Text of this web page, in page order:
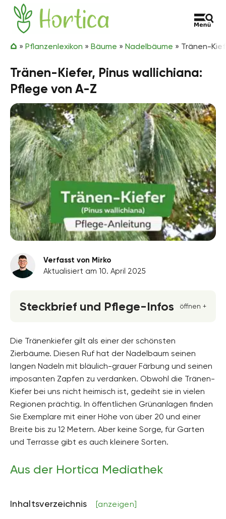
Zum Inhalt springen
Hortica
» Pflanzenlexikon » Bäume » Nadelbäume » Tränen-
Tränen-Kiefer, Pinus wallichiana:
Pflege von A-Z
Verfasst von Mirko
Aktualisiert am 10. April 2025
Steckbrief und Pflege-Infos öffnen +
gelb, rot
Standort
Sonnig
Blütezeit
Wuchsform
aufrecht
Höhe
Bodenfeuchte
Die Tränenkiefer gilt als einer der schönsten
Zierbäume. Diesen Ruf hat der Nadelbaum seinen
langen Nadeln mit bläulich-grauer Färbung und seinen
imposanten Zapfen zu verdanken. Obwohl die Tränen-
Kiefer bei uns nicht heimisch ist, gedeiht sie in vielen
Regionen prächtig. In öffentlichen Grünanlagen finden
Sie Exemplare mit einer Höhe von über 20 und einer
Breite bis zu 12 Metern. Aber keine Sorge, für Garten
und Terrasse gibt es auch kleinere Sorten.
Aus der Hortica Mediathek
Inhaltsverzeichnis [anzeigen]